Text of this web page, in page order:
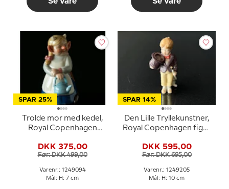
SPAR 25%
Trolde mor med kedel,
Royal Copenhagen
DKK 375,00
Før: DKK 499,00
Varenr.: 1249094
Mål: H: 7 cm
SPAR 14%
Den Lille Tryllekunstner,
Royal Copenhagen figur
figurer
DKK 595,00
Før: DKK 695,00
Varenr.: 1249205
Mål: H: 10 cm